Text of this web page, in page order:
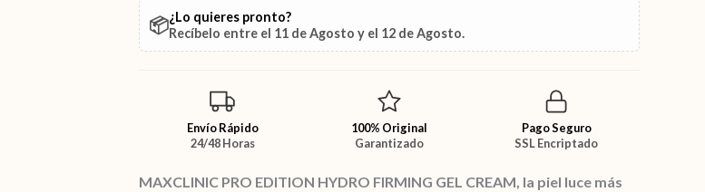
📦¿Lo quieres pronto?
Recíbelo entre el 11 de Agosto y el 12 de Agosto.
Envío Rápido
24/48 Horas
100% Original
Garantizado
Pago Seguro
SSL Encriptado
MAXCLINIC PRO EDITION HYDRO FIRMING GEL CREAM, la piel luce más